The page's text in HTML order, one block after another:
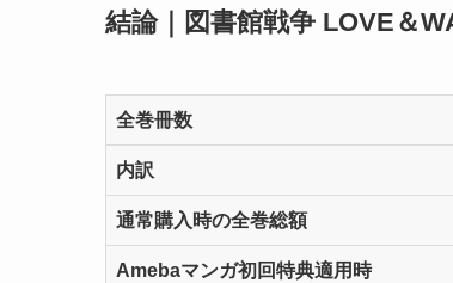
結論｜図書館戦争 LOVE＆
全巻冊数
内訳
通常購入時の全巻総額
Amebaマンガ初回特典適用時